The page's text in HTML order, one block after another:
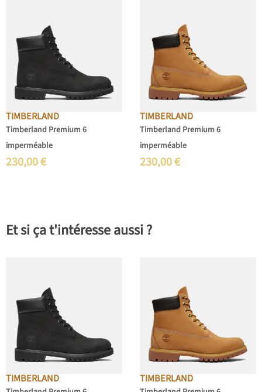
TIMBERLAND
Timberland Premium 6
imperméable
230,00€
TIMBERLAND
Timberland Premium 6
imperméable
230,00€
Et si ça t'intéresse aussi ?
TIMBERLAND TIMBERLAND